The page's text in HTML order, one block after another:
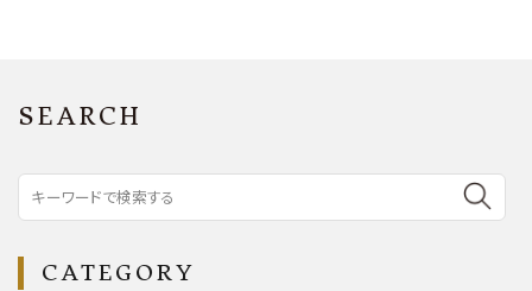
SEARCH
CATEGORY